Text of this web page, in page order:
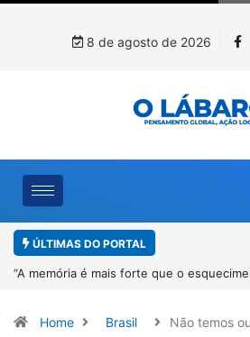
8 de agosto de 2026
ÚLTIMAS DO PORTAL
4º Fliparacatu tem inscrições abertas
Home Brasil Não temos